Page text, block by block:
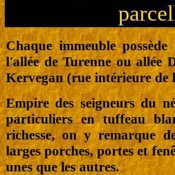
Chaque immeuble
l'allée de Turenne ou allée
Kervegan (rue intérieure de
Empire des seigneurs du
particuliers en tuffeau
richesse, on y remarque
larges porches, portes et
unes que les autres.